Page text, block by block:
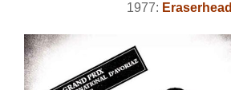
1977: Eraserhead